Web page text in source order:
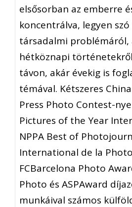
elsősorban az emberre
koncentrálva, legyen
társadalmi problémáról,
hétköznapi
távon, akár évekig is
témával. Kétszeres
Press Photo Contest-
Pictures of the Year
NPPA Best of
International de la
FCBarcelona Photo
Photo és ASPAward
munkáival számos